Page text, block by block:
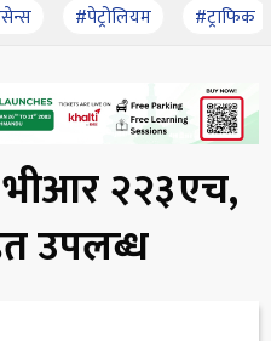
#पेट्रोलियम #ट्राफिक
भीआर २२३एच,
उपलब्ध